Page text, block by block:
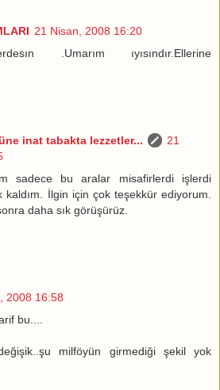
21 Nisan, 2008 16:20
.Umarım ıyısındır.Ellerine
inat tabakta lezzetler...
21
sadece bu aralar misafirlerdi işlerdi
İlgin için çok teşekkür ediyorum.
daha sık görüşürüz.
2008 16:58
bu....
milföyün girmediği şekil yok